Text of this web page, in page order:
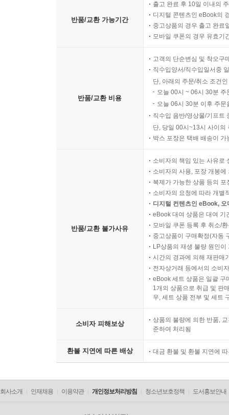
반품/교환 가능기간
출고 완료 후 10일 이내의
디지털 콘텐츠인 eBook의
중고상품의 경우 출고 완료
모바일 쿠폰의 경우 유효기
반품/교환 비용
고객의 단순변심 및 착오구
직수입양서/직수입일서중
단, 아래의 주문/취소 조건
오늘 00시 ~ 06시 30분
오늘 06시 30분 이후 주
직수입 음반/영상물/기프트
단, 당일 00시~13시 사이의
박스 포장은 택배 배송이
반품/교환 불가사유
소비자의 책임 있는 사유로
소비자의 사용, 포장 개봉
복제가 가능한 상품 등의
소비자의 요청에 따라 개별
디지털 컨텐츠인 eBook,
eBook 대여 상품은 대여 기
모바일 쿠폰 등록 후 취소/
중고상품이 구매확정(자동
LP상품의 재생 불량 원인
시간의 경과에 의해 재판매
전자상거래 등에서의 소비
eBook 세트 상품은 일괄 구
1개의 상품으로 취급 및 판
우, 세트 상품 전부 및 세트
소비자 피해보상
상품의 불량에 의한 반품,
준하여 처리됨
환불 지연에 따른 배상 대금 환불 및 환불 지연에
회사소개 인재채용 이용약관 개인정보처리방침 청소년보호정책 도서홍보안내